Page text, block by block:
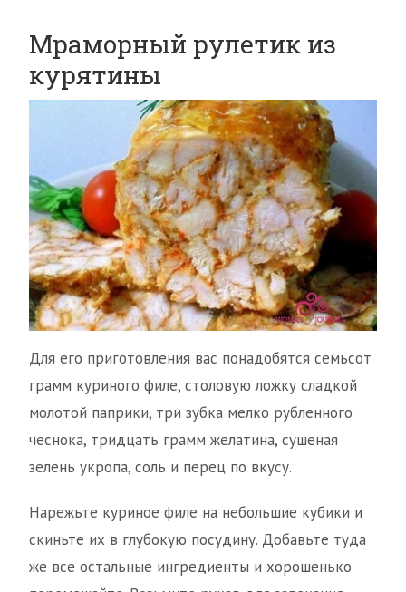
Мраморный рулетик из
курятины
Для его приготовления вас понадобятся семьсот
грамм куриного филе, столовую ложку сладкой
молотой паприки, три зубка мелко рубленного
чеснока, тридцать грамм желатина, сушеная
зелень укропа, соль и перец по вкусу.
Нарежьте куриное филе на небольшие кубики и
скиньте их в глубокую посудину. Добавьте туда
же все остальные ингредиенты и хорошенько